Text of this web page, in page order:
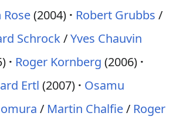
(2004) Robert Grubbs /
Schrock/Yves Chauvin
Roger Kornberg (2006)
Ertl (2007)
Osamu
/ Martin Chalfie/ Roger